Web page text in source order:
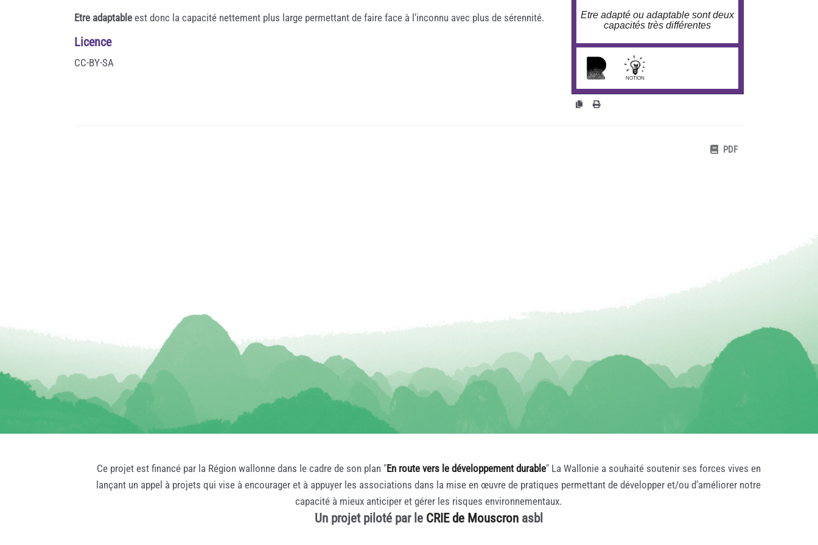
Etre adapté ou adaptable sont deux
capacités très différentes
NOTION
larobustesse.org/?adapta
Etre adaptable est donc la capacité nettement plus large permettant de faire face à l'inconnu avec plus de sérennité.
Licence
CC-BY-SA
PDF
Ce projet est financé par la Région wallonne dans le cadre de son plan "En route vers le développement durable" La Wallonie a souhaité soutenir ses forces vives en
lançant un appel à projets qui vise à encourager et à appuyer les associations dans la mise en œuvre de pratiques permettant de développer et/ou d’améliorer notre
capacité à mieux anticiper et gérer les risques environnementaux.
Un projet piloté par le CRIE de Mouscronasbl